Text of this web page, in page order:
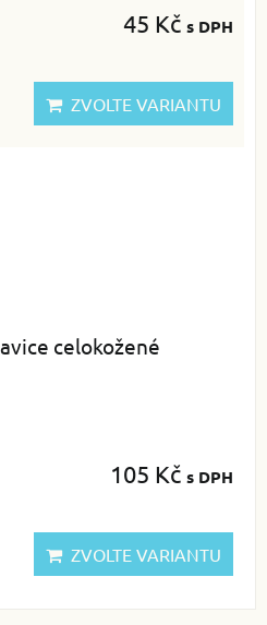
45 Kč s DPH
ZVOLTE VARIANTU
celokožené
105 Kč s DPH
ZVOLTE VARIANTU